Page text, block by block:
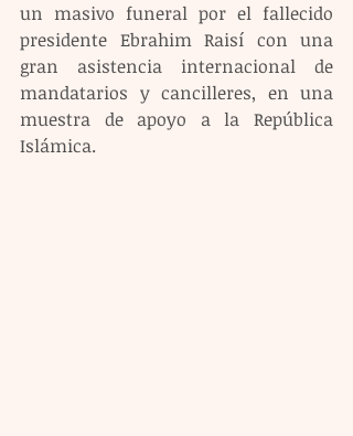
un masivo funeral por el fallecido
presidente Ebrahim Raisí con una
gran asistencia internacional de
mandatarios y cancilleres, en una
muestra de apoyo a la República
Islámica.